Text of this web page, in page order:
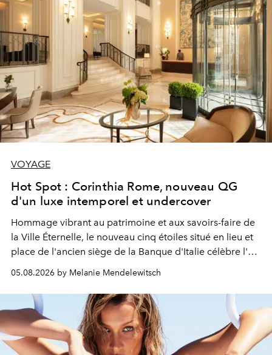
VOYAGE
Hot Spot : Corinthia Rome, nouveau QG
d'un luxe intemporel et undercover
Hommage vibrant au patrimoine et aux savoirs-faire de
la Ville Éternelle, le nouveau cinq étoiles situé en lieu et
place de l'ancien siège de la Banque d'Italie célèbre l'art
de vivre Romain dans toute son élégance intemporelle.
05.08.2026 by Melanie Mendelewitsch